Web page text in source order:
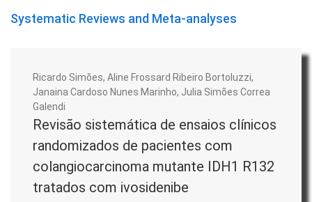
uso racional de medicamentos, implantação de novos
aquelas relacionadas à Farmácia Hospitalar, à
Farmácia Clinica, Atenção Farmacêutica,
Farmacovigilância e Erros de Medicação.
No campo daAvaliação de Tecnologias em Saúde
incluem-se questões relacionadas à avaliação e
gestão de tecnologias, particularmente quanto a
Systematic Reviews and Meta-analyses
Ricardo Simões, Aline Frossard Ribeiro Bortoluzzi,
Janaina Cardoso Nunes Marinho, Julia Simões Correa
Galendi
Revisão sistemática de ensaios clínicos
randomizados de pacientes com
colangiocarcinoma mutante IDH1 R132
tratados com ivosidenibe